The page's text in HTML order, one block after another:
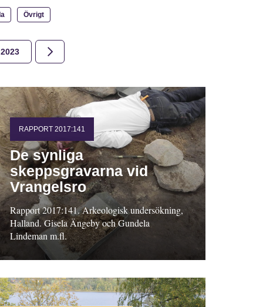
Övrigt
2023 2022
RAPPORT 2017:141
De synliga
skeppsgravarna vid
Vrangelsro
Rapport 2017:141. Arkeologisk undersökning,
Halland. Gisela Ängeby och Gundela
Lindeman m.fl.